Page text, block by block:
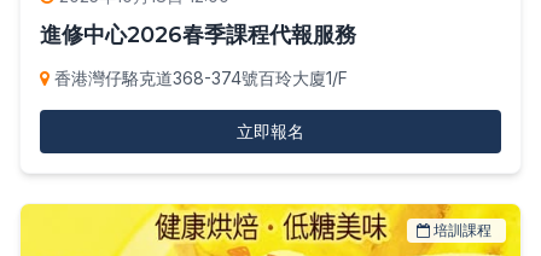
進修中心2026春季課程代報服務
香港灣仔駱克道368-374號百玲大廈1/F
立即報名
培訓課程